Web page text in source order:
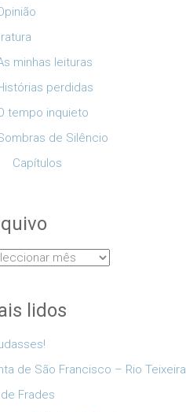
minhas leituras
perdidas
tempo inquieto
de Silêncio
Capítulos
lidos
de São Francisco – Rio Teixeira
Frades